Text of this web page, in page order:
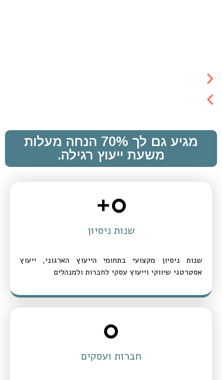
מגיע גם לך 70% הנחה מעלות
משעת ייעוץ רגילה.
שנות ניסיון
0
+
שנות ניסיון מקצועי בתחומי הייעוץ הארגוני, ייעוץ
אסטרטגי שיווקי וייעוץ עסקי לחברות ולמנהלים
חברות ועסקים
0